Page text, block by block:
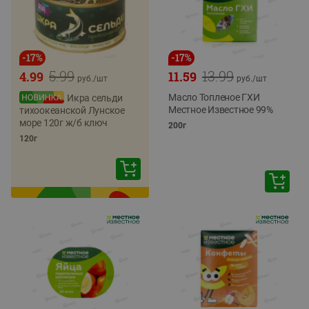
-17%
5.99
4.99 руб./шт
Икра сельди
тихоокеанской Лунское
море 120г ж/б ключ
120г
-17%
13.99
11.59 руб./шт
Масло Топленое ГХИ
Местное Известное 99%
200г